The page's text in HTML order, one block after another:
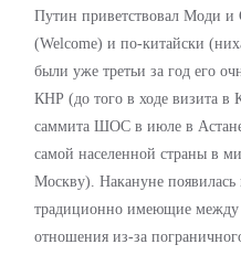
Путин приветствовал Моди и
(Welcome) и по-китайски
были уже третьи за год его
КНР (до того в ходе визита в
саммита ШОС в июле в
самой населенной страны в
Москву). Накануне появилась
традиционно имеющие между
отношения из-за